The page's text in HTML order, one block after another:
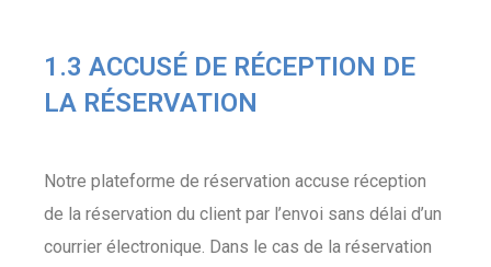
1.3 ACCUSÉ DE RÉCEPTION DE
LA RÉSERVATION
Notre plateforme de réservation accuse réception
de la réservation du client par l’envoi sans délai d’un
courrier électronique. Dans le cas de la réservation